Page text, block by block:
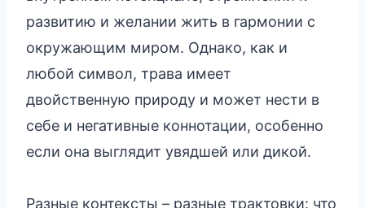
развитию и желании жить в гармонии с
окружающим миром. Однако, как и
любой символ, трава имеет
двойственную природу и может нести в
себе и негативные коннотации, особенно
если она выглядит увядшей или дикой.
Разные контексты – разные трактовки: что